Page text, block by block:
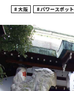
大阪 パワースポット